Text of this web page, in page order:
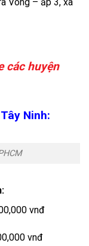
Vong – ấp 3, xã
các huyện
Ninh:
vnđ
vnđ